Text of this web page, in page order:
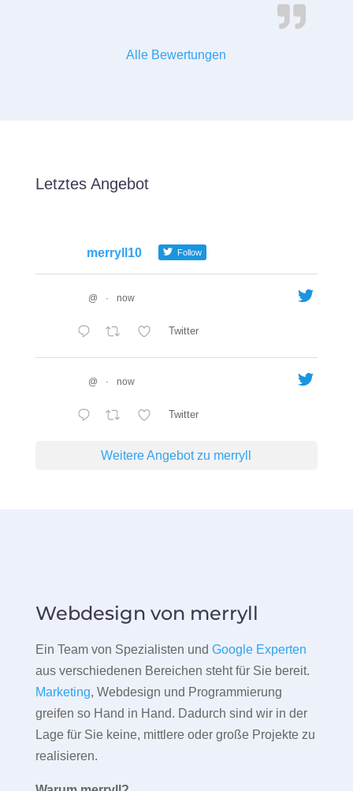
Alle Bewertungen
Letztes Angebot
merryll10 Follow
@ · now
Twitter
@ · now
Twitter
Weitere Angebot zu merryll
Webdesign von merryll
Ein Team von Spezialisten und Google Experten
aus verschiedenen Bereichen steht für Sie bereit.
Marketing, Webdesign und Programmierung
greifen so Hand in Hand. Dadurch sind wir in der
Lage für Sie keine, mittlere oder große Projekte zu
realisieren.